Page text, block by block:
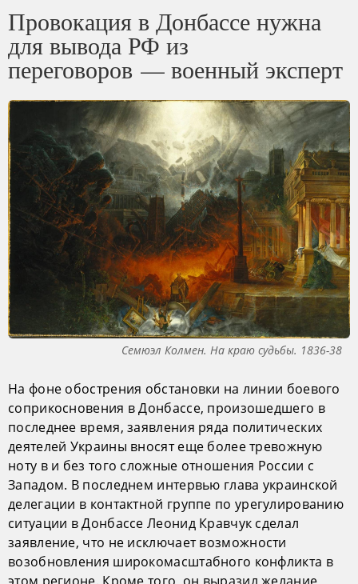
Провокация в Донбассе нужна
для вывода РФ из
переговоров — военный эксперт
Семюэл Колмен. На краю судьбы. 1836-38
На фоне обострения обстановки на линии боевого
соприкосновения в Донбассе, произошедшего в
последнее время, заявления ряда политических
деятелей Украины вносят еще более тревожную
ноту в и без того сложные отношения России с
Западом. В последнем интервью глава украинской
делегации в контактной группе по урегулированию
ситуации в Донбассе Леонид Кравчук сделал
заявление, что не исключает возможности
возобновления широкомасштабного конфликта в